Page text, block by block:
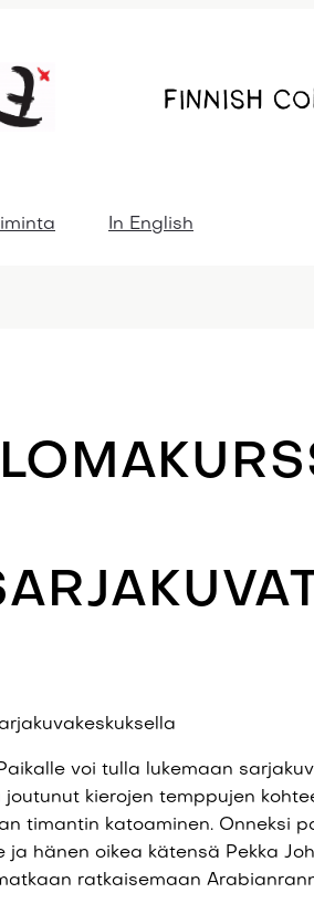
In English
Paikalle voi tulla lukemaan
kierojen temppujen
timantin katoaminen. Onneksi
ja hänen oikea kätensä Pekka
ratkaisemaan